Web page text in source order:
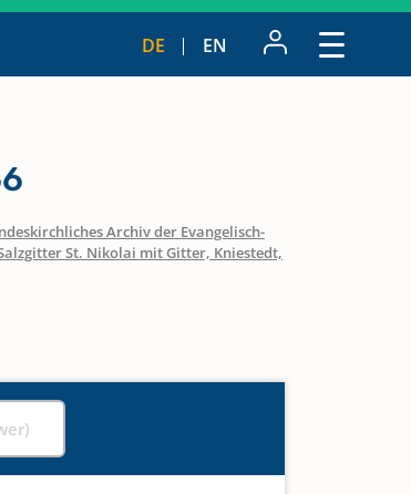
DE EN
Archiv der Evangelisch-
St. Nikolai mit Gitter, Kniestedt,